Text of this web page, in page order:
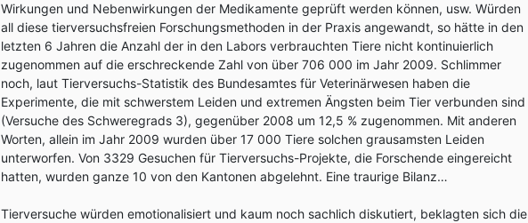
Wirkungen und Nebenwirkungen der Medikamente geprüft werden können, usw. Würden
all diese tierversuchsfreien Forschungsmethoden in der Praxis angewandt, so hätte in den
letzten 6 Jahren die Anzahl der in den Labors verbrauchten Tiere nicht kontinuierlich
zugenommen auf die erschreckende Zahl von über 706 000 im Jahr 2009. Schlimmer
noch, laut Tierversuchs-Statistik des Bundesamtes für Veterinärwesen haben die
Experimente, die mit schwerstem Leiden und extremen Ängsten beim Tier verbunden sind
(Versuche des Schweregrads 3), gegenüber 2008 um 12,5 % zugenommen. Mit anderen
Worten, allein im Jahr 2009 wurden über 17 000 Tiere solchen grausamsten Leiden
unterworfen. Von 3329 Gesuchen für Tierversuchs-Projekte, die Forschende eingereicht
hatten, wurden ganze 10 von den Kantonen abgelehnt. Eine traurige Bilanz…
Tierversuche würden emotionalisiert und kaum noch sachlich diskutiert, beklagten sich die